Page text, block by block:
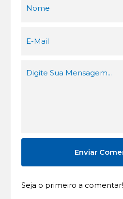
Seja o primeiro a comentar!